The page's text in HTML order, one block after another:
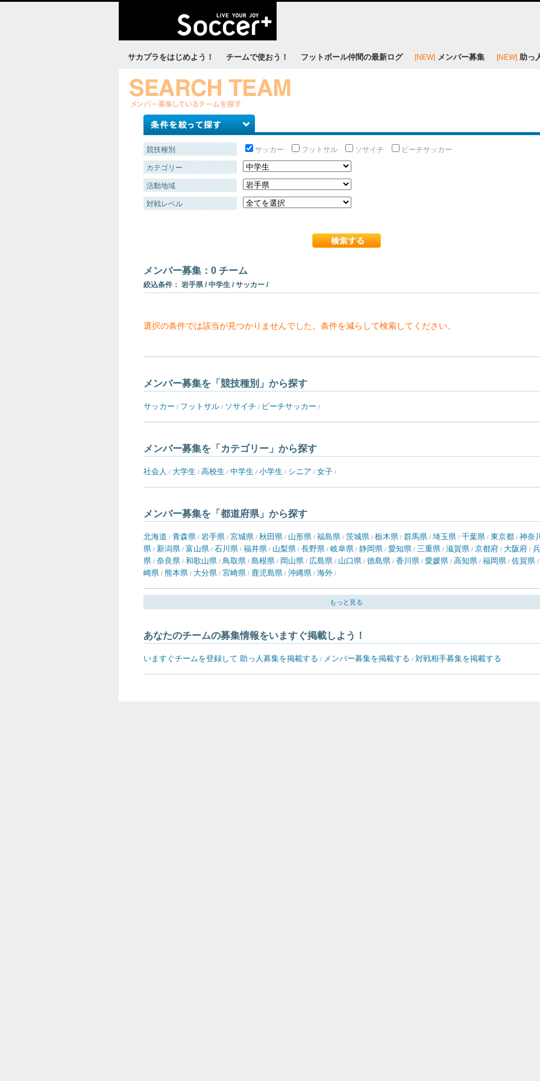
サカプラをはじめよう！ チームで使おう！ フットボール仲間の最新ログ [NEW] メンバー募集 [NEW] 助っ
競技種別 サッカー フットサル ソサイチ ビーチサッカー
カテゴリー
活動地域
対戦レベル
メンバー募集：0 チーム
絞込条件： 岩手県 / 中学生 / サッカー /
選択の条件では該当が見つかりませんでした。条件を減らして検索してください。
メンバー募集を「競技種別」から探す
サッカー / フットサル / ソサイチ / ビーチサッカー /
メンバー募集を「カテゴリー」から探す
社会人 / 大学生 / 高校生 / 中学生 / 小学生 / シニア / 女子 /
メンバー募集を「都道府県」から探す
北海道 / 青森県 / 岩手県 / 宮城県 / 秋田県 / 山形県 / 福島県 / 茨城県 / 栃木県 / 群馬県 / 埼玉県 / 千葉県 / 東京都 / 神奈
県 / 新潟県 / 富山県 / 石川県 / 福井県 / 山梨県 / 長野県 / 岐阜県 / 静岡県 / 愛知県 / 三重県 / 滋賀県 / 京都府 / 大阪府 /
県 / 奈良県 / 和歌山県 / 鳥取県 / 島根県 / 岡山県 / 広島県 / 山口県 / 徳島県 / 香川県 / 愛媛県 / 高知県 / 福岡県 / 佐賀県 /
崎県 / 熊本県 / 大分県 / 宮崎県 / 鹿児島県 / 沖縄県 / 海外 /
もっと見る
あなたのチームの募集情報をいますぐ掲載しよう！
いますぐチームを登録して 助っ人募集を掲載する / メンバー募集を掲載する / 対戦相手募集を掲載する